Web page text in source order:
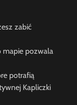
zabić
mapie pozwala
potrafią
Kapliczki